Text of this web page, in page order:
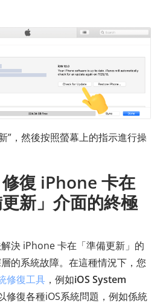
”，然後按照螢幕上的指示進行操
復 iPhone 卡在
更新」介面的終極
決 iPhone 卡在「準備更新」的
的系統故障。在這種情況下，您
修復工具 ，例如iOS System
修復各種iOS系統問題，例如係統